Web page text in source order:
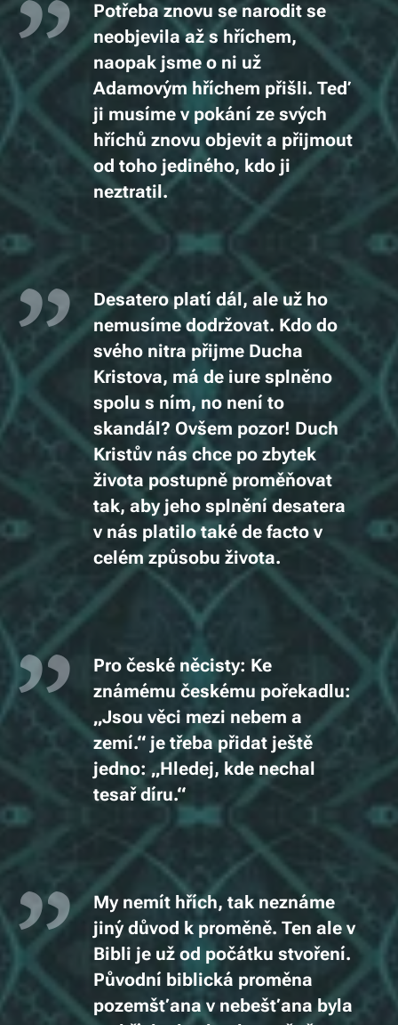
Potřeba znovu se narodit se
neobjevila až s hříchem,
naopak jsme o ni už
Adamovým hříchem přišli. Teď
ji musíme v pokání ze svých
hříchů znovu objevit a přijmout
od toho jediného, kdo ji
neztratil.
Desatero platí dál, ale už ho
nemusíme dodržovat. Kdo do
svého nitra přijme Ducha
Kristova, má de iure splněno
spolu s ním, no není to
skandál? Ovšem pozor! Duch
Kristův nás chce po zbytek
života postupně proměňovat
tak, aby jeho splnění desatera
v nás platilo také de facto v
celém způsobu života.
Pro české něcisty: Ke
známému českému pořekadlu:
„Jsou věci mezi nebem a
zemí.“ je třeba přidat ještě
jedno: „Hledej, kde nechal
tesař díru.“
My nemít hřích, tak neznáme
jiný důvod k proměně. Ten ale v
Bibli je už od počátku stvoření.
Původní biblická proměna
pozemšťana v nebešťana byla